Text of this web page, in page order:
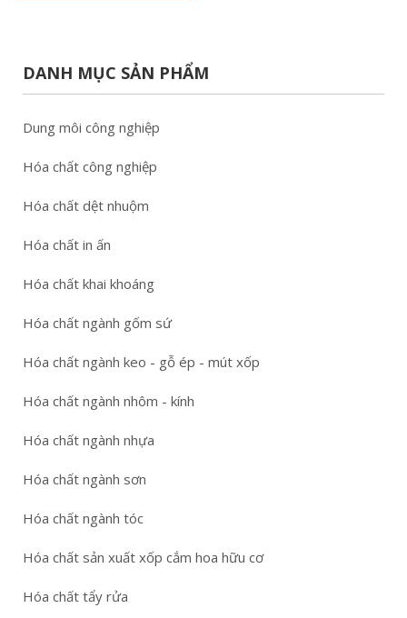
DANH MỤC SẢN PHẨM
Dung môi công nghiệp
Hóa chất công nghiệp
Hóa chất dệt nhuộm
Hóa chất in ấn
Hóa chất khai khoáng
Hóa chất ngành gốm sứ
Hóa chất ngành keo - gỗ ép - mút xốp
Hóa chất ngành nhôm - kính
Hóa chất ngành nhựa
Hóa chất ngành sơn
Hóa chất ngành tóc
Hóa chất sản xuất xốp cắm hoa hữu cơ
Hóa chất tẩy rửa